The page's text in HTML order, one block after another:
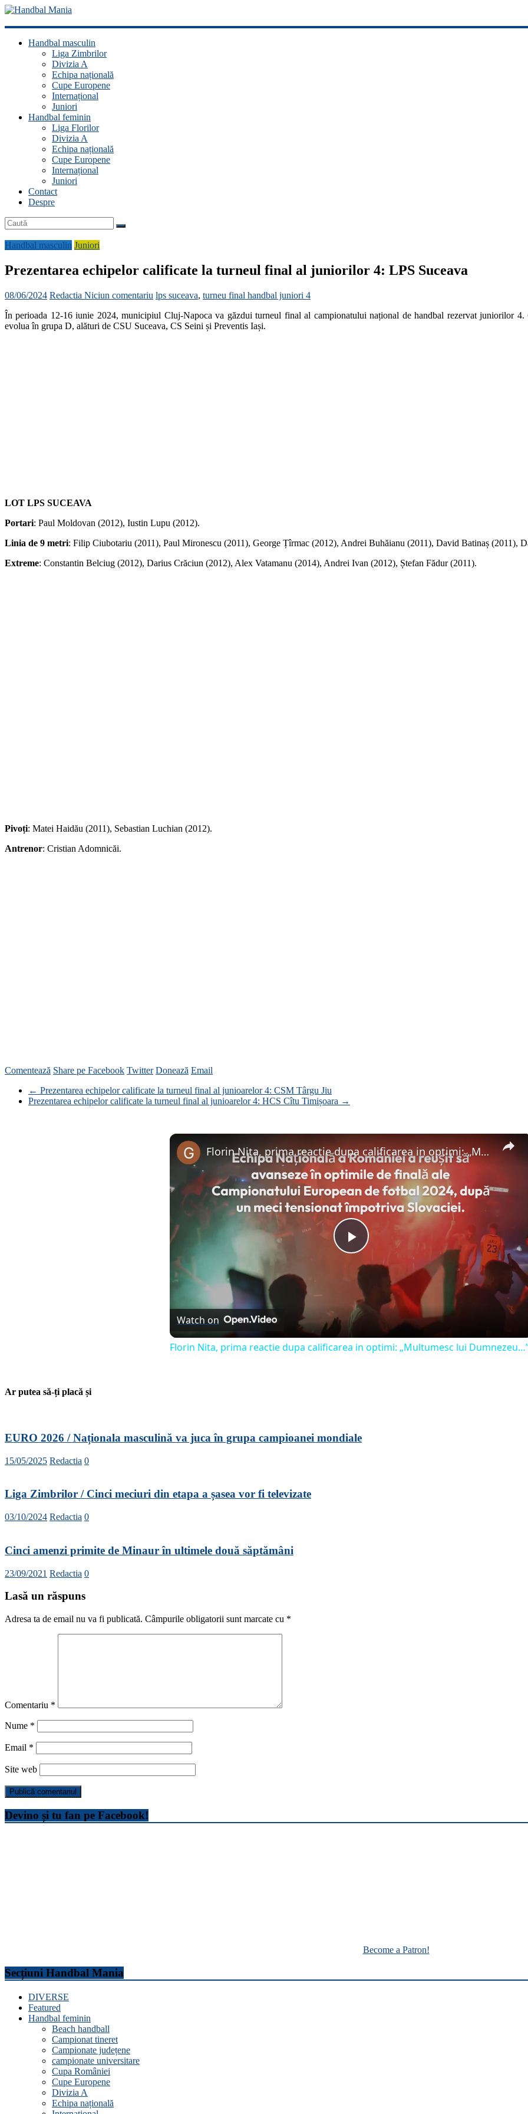
Handbal
ManiaHandbal masculin
Liga Zimbrilor
Divizia A
Echipa națională
Cupe Europene
Internațional
Juniori
Handbal feminin
Liga Florilor
Divizia A
Echipa națională
Cupe Europene
Internațional
Juniori
Contact
Despre
Handbal masculin Juniori
Prezentarea echipelor calificate la turneul final al juniorilor 4: LPS Suceava
08/06/2024 Redactia Niciun comentariu lps suceava, turneu final handbal juniori 4
În perioada 12-16 iunie 2024, municipiul Cluj-Napoca va găzdui turneul final al campionatului național de handbal rezervat juniorilor 4.
evolua în grupa D, alături de CSU Suceava, CS Seini și Preventis Iași.
LOT LPS SUCEAVA
Portari: Paul Moldovan (2012), Iustin Lupu (2012).
Linia de 9 metri: Filip Ciubotariu (2011), Paul Mironescu (2011), George Țîrmac (2012), Andrei Buhăianu (2011), David Batinaș (2011),
Extreme: Constantin Belciug (2012), Darius Crăciun (2012), Alex Vatamanu (2014), Andrei Ivan (2012), Ștefan Fădur (2011).
Pivoți: Matei Haidău (2011), Sebastian Luchian (2012).
Antrenor: Cristian Adomnicăi.
Comentează Share pe Facebook Twitter Donează Email
← Prezentarea echipelor calificate la turneul final al junioarelor 4: CSM Târgu Jiu
Prezentarea echipelor calificate la turneul final al junioarelor 4: HCS Cîtu Timișoara →
×
Play
Video
Florin Nita, prima reactie dupa calificarea in optimi: „Multumesc lui Dumnezeu…”
Watch on
Florin Nita, prima reactie dupa calificarea in optimi: „Multumesc lui
Ar putea să-ți placă și
EURO 2026 / Naționala masculină va juca în grupa campioanei mondiale
15/05/2025 Redactia 0
Liga Zimbrilor / Cinci meciuri din etapa a șasea vor fi televizate
03/10/2024 Redactia 0
Cinci amenzi primite de Minaur în ultimele două săptămâni
23/09/2021 Redactia 0
Lasă un răspuns
Adresa ta de email nu va fi publicată. Câmpurile obligatorii sunt marcate cu *
Comentariu *
Nume *
Email *
Site web
Devino și tu fan pe Facebook!
Become a Patron!
Secțiuni Handbal Mania
DIVERSE
Featured
Handbal feminin
Beach handball
Campionat tineret
Campionate județene
campionate universitare
Cupa României
Cupe Europene
Divizia A
Echipa națională